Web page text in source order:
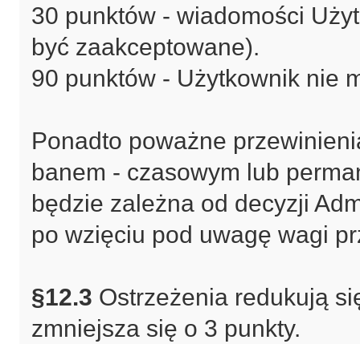
30 punktów - wiadomości
być zaakceptowane).
90 punktów - Użytkownik nie
Ponadto poważne
banem - czasowym lub
będzie zależna od decyzji
po wzięciu pod uwagę wagi
§12.3 Ostrzeżenia redukują
zmniejsza się o 3 punkty.